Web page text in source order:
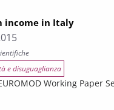
income in Italy
e disuguaglianza
Working Paper